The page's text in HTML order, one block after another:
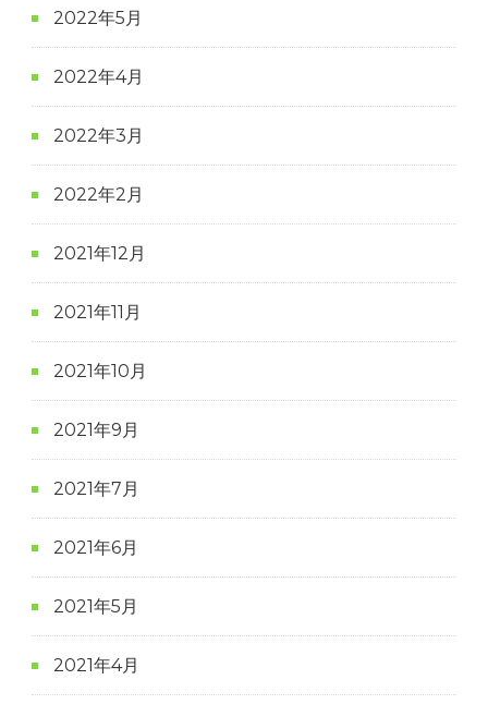
2022年5月
2022年4月
2022年3月
2022年2月
2021年12月
2021年11月
2021年10月
2021年9月
2021年7月
2021年6月
2021年5月
2021年4月